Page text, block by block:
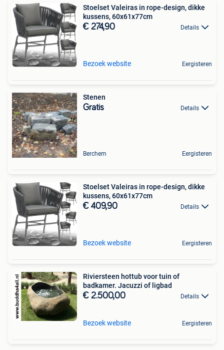
Stoelset Valeiras in rope-design, dikke
kussens, 60x61x77cm
€ 274,90 Details
Bezoek website Eergisteren
Stenen
Gratis Details
Berchem Eergisteren
Stoelset Valeiras in rope-design, dikke
kussens, 60x61x77cm
€ 409,90 Details
Bezoek website Eergisteren
Riviersteen hottub voor tuin of
badkamer. Jacuzzi of ligbad
€ 2.500,00 Details
Bezoek website Eergisteren